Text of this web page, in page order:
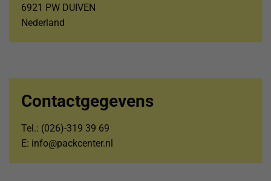
6921 PW DUIVEN
Nederland
Contactgegevens
Tel.: (026)-319 39 69
E: info@packcenter.nl